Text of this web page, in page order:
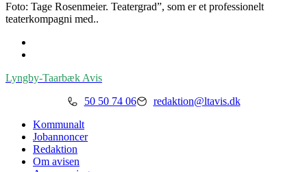
Foto: Tage Rosenmeier. Teatergrad”, som er et professionelt
teaterkompagni med..
Lyngby-Taarbæk Avis
50 50 74 06
redaktion@ltavis.dk
Kommunalt
Jobannoncer
Redaktion
Om avisen